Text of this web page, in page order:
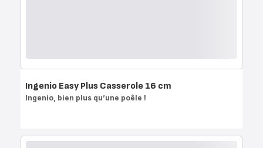
Ingenio Easy Plus Casserole 16 cm
Ingenio, bien plus qu’une poêle !